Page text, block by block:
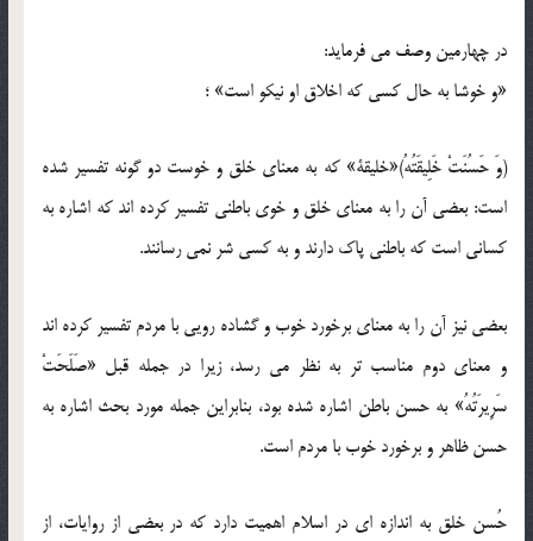
در چهارمین وصف می فرماید:
«و خوشا به حال کسی که اخلاق او نیکو است» ؛
(وَ حَسُنَتْ خَلِیقَتُهُ)«خلیقة» که به معنای خلق و خوست دو گونه تفسیر شده
است: بعضی آن را به معنای خلق و خوی باطنی تفسیر کرده اند که اشاره به
کسانی است که باطنی پاک دارند و به کسی شر نمی رسانند.
بعضی نیز آن را به معنای برخورد خوب و گشاده رویی با مردم تفسیر کرده اند
و معنای دوم مناسب تر به نظر می رسد، زیرا در جمله قبل «صَلَحَتْ
سَرِیرَتُهُ» به حسن باطن اشاره شده بود، بنابراین جمله مورد بحث اشاره به
حسن ظاهر و برخورد خوب با مردم است.
حُسن خلق به اندازه ای در اسلام اهمیت دارد که در بعضی از روایات، از